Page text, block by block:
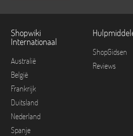
Shopwiki
Internationaal
Australië
België
Frankrijk
Duitsland
Nederland
Spanje
ShopGidsen
Reviews